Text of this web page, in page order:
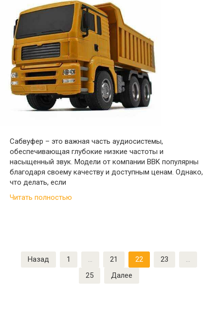
Сабвуфер – это важная часть аудиосистемы,
обеспечивающая глубокие низкие частоты и
насыщенный звук. Модели от компании BBK популярны
благодаря своему качеству и доступным ценам. Однако,
что делать, если
Читать полностью
Пагинация
записей
Назад 1 21 22 23
25
Далее